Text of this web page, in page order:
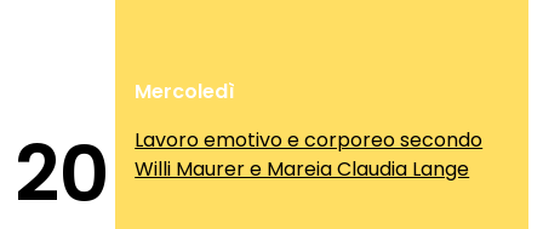
20
Mercoledì
Lavoro emotivo e corporeo secondo
Willi Maurer e Mareia Claudia Lange